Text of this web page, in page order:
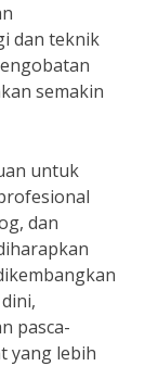
dan teknik
semakin
untuk
dan
pasca-
yang lebih